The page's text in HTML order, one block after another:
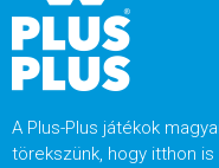
A Plus-Plus játékok
törekszünk, hogy itthon